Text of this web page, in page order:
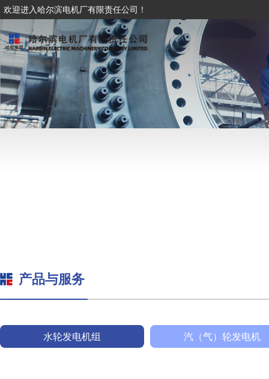
欢迎进入哈尔滨电机厂有限责任公司！
产品与服务
水轮发电机组 汽（气）轮发电机